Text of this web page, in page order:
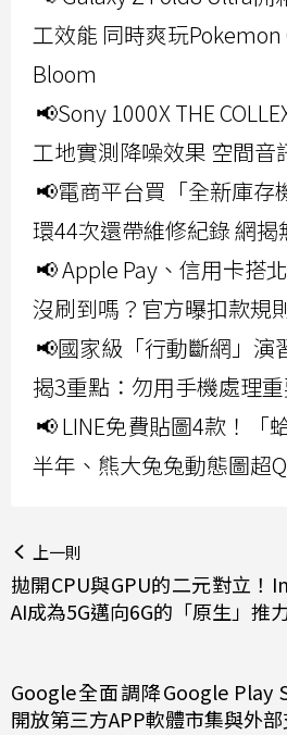
工效能 同時爽玩
Bloom
📢Sony 1000X THE
工地實測降噪效果 空間音
📢電商平台買「全新庫存
環44次還帶維修紀錄 網揭
📢 Apple Pay、信用卡搭
沒刷到嗎？官方曝扣款規
📢國家級「行動斷網」演
揭3重點：勿用手機處理
📢 LINE免費貼圖4款！「
半年、熊大兔兔動態圖超Q
上一則
拋開CPU與GPU的二元對立！
AI成為5G邁向6G的「原生」推
Google全面調降Google Play
開放第三方APP軟體市集與外